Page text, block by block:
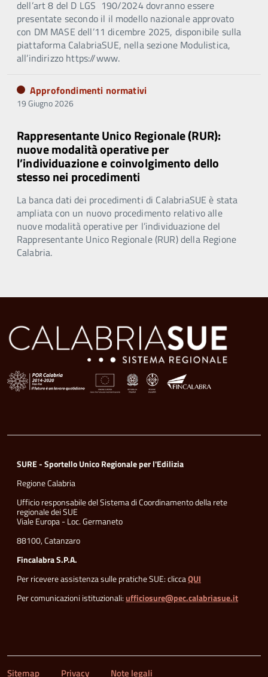
dell’art 8 del D LGS 190/2024 dovranno essere
presentate secondo il il modello nazionale approvato
con DM MASE dell’11 dicembre 2025, disponibile sulla
piattaforma CalabriaSUE, nella sezione Modulistica,
all’indirizzo https://www.
Approfondimenti normativi
19 Giugno 2026
Rappresentante Unico Regionale (RUR):
nuove modalità operative per
l’individuazione e coinvolgimento dello
stesso nei procedimenti
La banca dati dei procedimenti di CalabriaSUE è stata
ampliata con un nuovo procedimento relativo alle
nuove modalità operative per l’individuazione del
Rappresentante Unico Regionale (RUR) della Regione
Calabria.
SURE - Sportello Unico Regionale per l'Edilizia
Regione Calabria
Ufficio responsabile del Sistema di Coordinamento della rete
regionale dei SUE
Viale Europa - Loc. Germaneto
88100, Catanzaro
Fincalabra S.P.A.
Per ricevere assistenza sulle pratiche SUE: cliccaQUI
Per comunicazioni istituzionali:ufficiosure@pec.calabriasue.it
Sitemap Privacy Note legali